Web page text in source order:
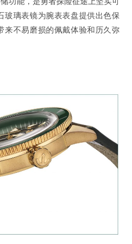
玻璃表镜为腕表表盘提供出色保
来不易磨损的佩戴体验和历久弥